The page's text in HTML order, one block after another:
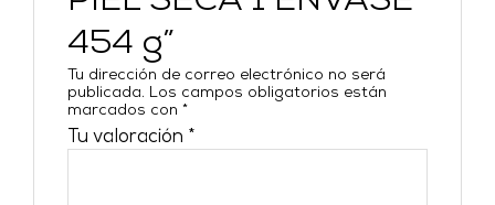
454 g”
Tu dirección de correo electrónico no será
publicada. Los campos obligatorios están
marcados con*
Tu valoración *